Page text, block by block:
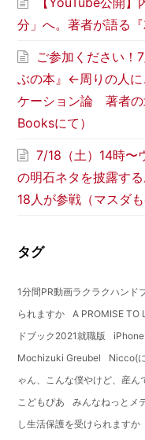
分」へ。著者が語る
ご参加ください！
ぶの本』←周りの人に
ケーション論 著者の
Booksにて）
7/18（土）14時〜
の明石ネタを披露す
18人が参戦（マスダも
タグ
1分間PR動画ラクラクハンド
られますか
A PROMISE TO
ドブック2021就職版
Mochizuki Greubel
Nicco(
ゃん、こんな僕やけど、産ん
こどもぴあ
みんなねっとメ
し生活保護を受けられますか